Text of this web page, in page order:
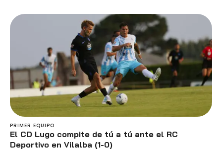
PRIMER EQUIPO
El CD Lugo compite de tú a tú ante el RC
Deportivo en Vilalba (1-0)